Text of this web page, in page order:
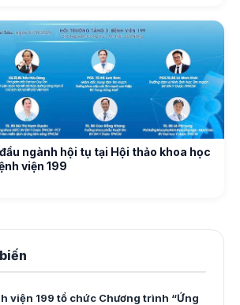
ngành hội tụ tại Hội thảo khoa học
viện 199
viện 199 tổ chức Chương trình “Ứng